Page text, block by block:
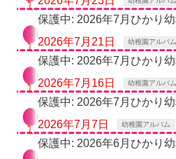
保護中: 2026年7月ひかり
2026年7月21日
幼稚園アルバム
保護中: 2026年7月ひかり
2026年7月16日
幼稚園アルバム
保護中: 2026年7月ひかり
2026年7月7日
幼稚園アルバム
保護中: 2026年6月ひかり幼